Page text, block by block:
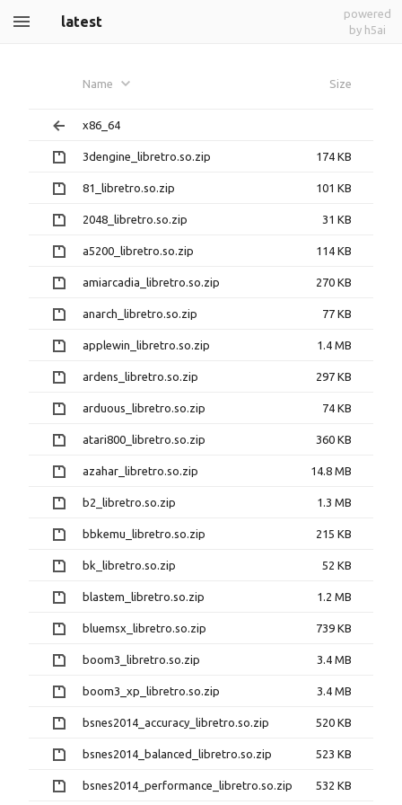
latest
powered
by h5ai
Name Size
x86_64
3dengine_libretro.so.zip 174 KB
81_libretro.so.zip 101 KB
2048_libretro.so.zip 31 KB
a5200_libretro.so.zip 114 KB
amiarcadia_libretro.so.zip 270 KB
anarch_libretro.so.zip 77 KB
applewin_libretro.so.zip 1.4 MB
ardens_libretro.so.zip 297 KB
arduous_libretro.so.zip 74 KB
atari800_libretro.so.zip 360 KB
azahar_libretro.so.zip 14.8 MB
b2_libretro.so.zip 1.3 MB
bbkemu_libretro.so.zip 215 KB
bk_libretro.so.zip 52 KB
blastem_libretro.so.zip 1.2 MB
bluemsx_libretro.so.zip 739 KB
boom3_libretro.so.zip 3.4 MB
boom3_xp_libretro.so.zip 3.4 MB
bsnes2014_accuracy_libretro.so.zip 520 KB
bsnes2014_balanced_libretro.so.zip 523 KB
bsnes2014_performance_libretro.so.zip 532 KB